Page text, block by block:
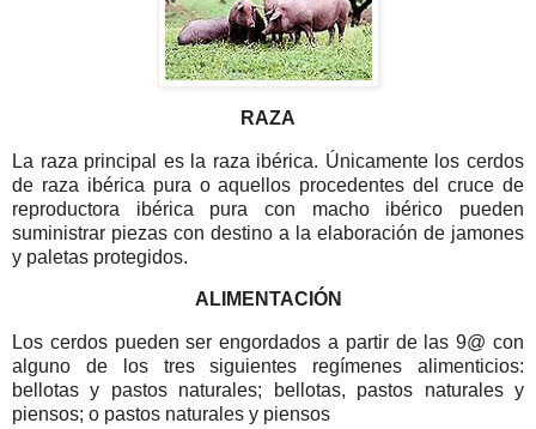
RAZA
La raza principal es la raza ibérica. Únicamente los cerdos
de raza ibérica pura o aquellos procedentes del cruce de
reproductora ibérica pura con macho ibérico pueden
suministrar piezas con destino a la elaboración de jamones
y paletas protegidos.
ALIMENTACIÓN
Los cerdos pueden ser engordados a partir de las 9@ con
alguno de los tres siguientes regímenes alimenticios:
bellotas y pastos naturales; bellotas, pastos naturales y
piensos; o pastos naturales y piensos